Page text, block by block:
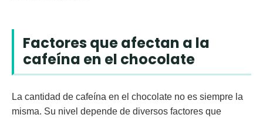
Factores que afectan a la
cafeína en el chocolate
La cantidad de cafeína en el chocolate no es siempre la
misma. Su nivel depende de diversos factores que